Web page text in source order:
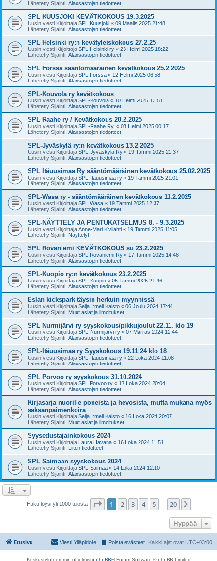
Lähetetty Sijainti: Alaosastojen tiedotteet
SPL KUUSJOKI KEVÄTKOKOUS 19.3.2025
Uusin viesti Kirjoittaja SPL Kuusjoki « 09 Maalis 2025 21:48
Lähetetty Sijainti: Alaosastojen tiedotteet
SPL Helsinki ry:n kevätyleiskokous 27.2.25
Uusin viesti Kirjoittaja SPL Helsinki ry « 23 Helmi 2025 18:22
Lähetetty Sijainti: Alaosastojen tiedotteet
SPL Forssa sääntömääräinen kevätkokous 25.2.2025
Uusin viesti Kirjoittaja SPL Forssa « 12 Helmi 2025 06:58
Lähetetty Sijainti: Alaosastojen tiedotteet
SPL-Kouvola ry kevätkokous
Uusin viesti Kirjoittaja SPL-Kouvola « 10 Helmi 2025 13:51
Lähetetty Sijainti: Alaosastojen tiedotteet
SPL Raahe ry / Kevätkokous 20.2.2025
Uusin viesti Kirjoittaja SPL-Raahe Ry. « 03 Helmi 2025 00:17
Lähetetty Sijainti: Alaosastojen tiedotteet
SPL-Jyväskylä ry:n kevätkokous 13.2.2025
Uusin viesti Kirjoittaja SPL-Jyväskylä Ry « 19 Tammi 2025 21:37
Lähetetty Sijainti: Alaosastojen tiedotteet
SPL Itäuusimaa Ry sääntömääräinen kevätkokous 25.02.2025
Uusin viesti Kirjoittaja SPL-Itäuusimaa ry « 19 Tammi 2025 21:01
Lähetetty Sijainti: Alaosastojen tiedotteet
SPL-Wasa ry - sääntömääräinen kevätkokous 11.2.2025
Uusin viesti Kirjoittaja SPL Wasa « 19 Tammi 2025 12:37
Lähetetty Sijainti: Alaosastojen tiedotteet
SPL-NÄYTTELY JA PENTUKATSELMUS 8. - 9.3.2025
Uusin viesti Kirjoittaja Anne-Mari Kivilahti « 19 Tammi 2025 11:05
Lähetetty Sijainti: Näyttelyt
SPL Rovaniemi KEVÄTKOKOUS su 23.2.2025
Uusin viesti Kirjoittaja SPL Rovaniemi Ry « 17 Tammi 2025 14:48
Lähetetty Sijainti: Alaosastojen tiedotteet
SPL-Kuopio ry:n kevätkokous 23.2.2025
Uusin viesti Kirjoittaja SPL-Kuopio « 05 Tammi 2025 21:46
Lähetetty Sijainti: Alaosastojen tiedotteet
Eslan kickspark täysin herkuin myynnissä
Uusin viesti Kirjoittaja Seija Irmeli Kaisto « 06 Joulu 2024 17:44
Lähetetty Sijainti: Muut asiat ja ilmoitukset
SPL Nurmijärvi ry syyskokous/pikkujoulut 22.11. klo 19
Uusin viesti Kirjoittaja SPL-Nurmijärvi ry « 07 Marras 2024 12:44
Lähetetty Sijainti: Alaosastojen tiedotteet
SPL-Itäuusimaa ry Syyskokous 19.11.24 klo 18
Uusin viesti Kirjoittaja SPL-Itäuusimaa ry « 22 Loka 2024 11:08
Lähetetty Sijainti: Alaosastojen tiedotteet
SPL Porvoo ry syyskokous 31.10.2024
Uusin viesti Kirjoittaja SPL Porvoo ry « 17 Loka 2024 20:04
Lähetetty Sijainti: Alaosastojen tiedotteet
Kirjasarja nuorille poneista ja hevosista, mutta mukana myös
saksanpaimenkoira
Uusin viesti Kirjoittaja Seija Irmeli Kaisto « 16 Loka 2024 20:07
Lähetetty Sijainti: Muut asiat ja ilmoitukset
Syysedustajainkokous 2024
Uusin viesti Kirjoittaja Laura Havana « 16 Loka 2024 11:51
Lähetetty Sijainti: Liiton tiedotteet
SPL-Saimaan syyskokous 2024
Uusin viesti Kirjoittaja SPL-Saimaa « 14 Loka 2024 12:10
Lähetetty Sijainti: Alaosastojen tiedotteet
Haku löysi yli 1000 tulosta Sivu /20
1 2 3 4 5 20
Hyppää
Etusivu Kaikki ajat ovat UTC+03:00
Poista evästeet
Viesti Ylläpidolle
Keskustelufoorumin ohjelmisto phpBB® Forum Software © phpBB Limited